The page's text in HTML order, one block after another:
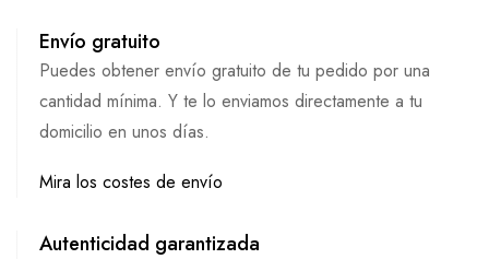
Envío gratuito
Puedes obtener envío gratuito de tu pedido por una
cantidad mínima. Y te lo enviamos directamente a tu
domicilio en unos días.
Mira los costes de envío
Autenticidad garantizada